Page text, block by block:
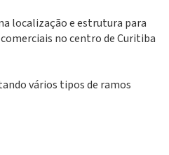
localização e estrutura para
no centro de Curitiba
vários tipos de ramos